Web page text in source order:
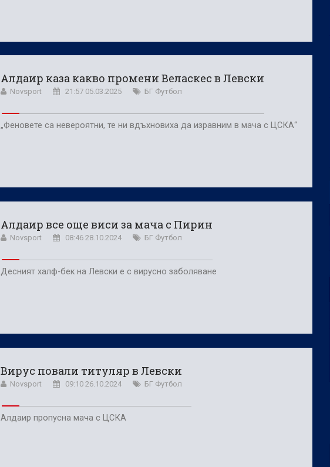
Алдаир каза какво промени Веласкес в Левски
Novsport 21:57 05.03.2025 БГ Футбол
„Феновете са невероятни, те ни вдъхновиха да изравним в мача с ЦСКА“
Алдаир все още виси за мача с Пирин
Novsport 08:46 28.10.2024 БГ Футбол
Десният халф-бек на Левски е с вирусно заболяване
Вирус повали титуляр в Левски
Novsport 09:10 26.10.2024 БГ Футбол
Алдаир пропусна мача с ЦСКА